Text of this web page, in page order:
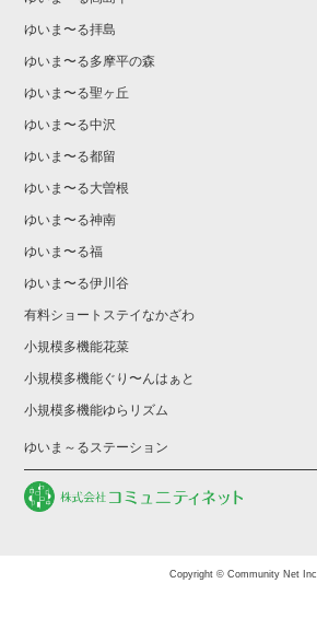
ゆいま〜る拝島
ゆいま〜る多摩平の森
ゆいま〜る聖ヶ丘
ゆいま〜る中沢
ゆいま〜る都留
ゆいま〜る大曽根
ゆいま〜る神南
ゆいま〜る福
ゆいま〜る伊川谷
有料ショートステイなかざわ
小規模多機能花菜
小規模多機能ぐり〜んはぁと
小規模多機能ゆらリズム
ゆいま～るステーション
Copyright © Community Net Inc.